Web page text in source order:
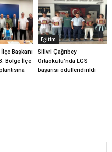
Başkanı
Bölge İlçe
Eğitim
Silivri Çağrıbey
Ortaokulu’nda LGS
başarısı ödüllendirildi